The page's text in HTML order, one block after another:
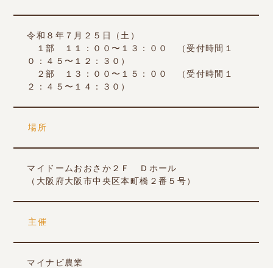
令和８年７月２５日（土）
１部 １１：００〜１３：００ （受付時間１
０：４５〜１２：３０）
２部 １３：００〜１５：００ （受付時間１
２：４５〜１４：３０）
場所
マイドームおおさか２Ｆ Ｄホール
（大阪府大阪市中央区本町橋２番５号）
主催
マイナビ農業